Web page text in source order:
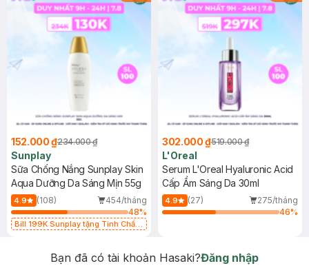
152.000 ₫234.000 ₫
Sunplay
Sữa Chống Nắng Sunplay Skin
Aqua Dưỡng Da Sáng Mịn 55g
4.9 (108)
454/tháng
48%
Bill 199K Sunplay tặng Tinh Chất
302.000 ₫519.000 ₫
L'Oreal
Serum L'Oreal Hyaluronic Acid
Cấp Ẩm Sáng Da 30ml
4.9 (27)
275/tháng
46%
Bạn đã có tài khoản Hasaki?Đăng nhập